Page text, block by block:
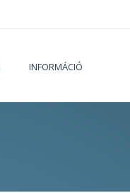
INFORMÁCIÓ